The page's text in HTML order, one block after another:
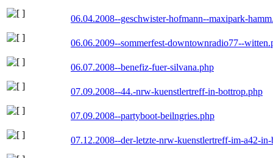
06.04.2008--geschwister-hofmann--maxipark-
06.06.2009--sommerfest-downtownradio77--
06.07.2008--benefiz-fuer-silvana.php
07.09.2008--44.-nrw-kuenstlertreff-in-bottrop.php
07.09.2008--partyboot-beilngries.php
07.12.2008--der-letzte-nrw-kuenstlertreff-im-a42-